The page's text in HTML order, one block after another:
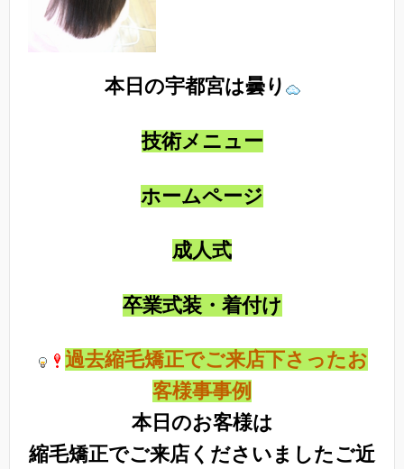
本日の宇都宮は曇り
技術メニュー
ホームページ
成人式
卒業式装・着付け
過去縮毛矯正でご来店下さったお
客様事事例
本日のお客様は
縮毛矯正でご来店くださいました ご近